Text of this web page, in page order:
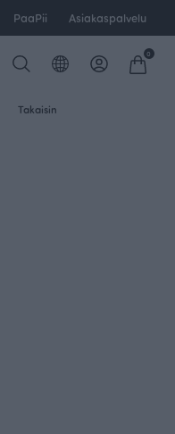
PaaPii Asiakaspalvelu
0
Takaisin